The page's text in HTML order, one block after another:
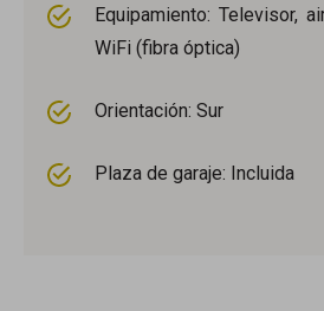
Equipamiento: Televisor,
WiFi (fibra óptica)
Orientación: Sur
Plaza de garaje: Incluida